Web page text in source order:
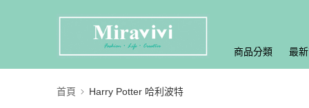
商品分類 最
首頁 Harry Potter 哈利波特